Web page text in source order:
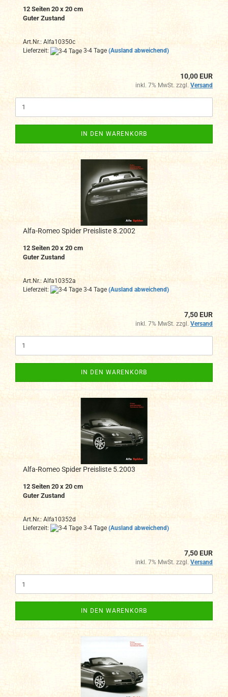
12 Seiten 20 x 20 cm
Guter Zustand
Art.Nr.: Alfa10350c
Lieferzeit:
3-4 Tage (Ausland abweichend)
10,00 EUR
inkl. 7% MwSt. zzgl. Versand
IN DEN WARENKORB
Alfa-Romeo Spider Preisliste 8.2002
12 Seiten 20 x 20 cm
Guter Zustand
Art.Nr.: Alfa10352a
Lieferzeit:
3-4 Tage (Ausland abweichend)
7,50 EUR
inkl. 7% MwSt. zzgl. Versand
IN DEN WARENKORB
Alfa-Romeo Spider Preisliste 5.2003
12 Seiten 20 x 20 cm
Guter Zustand
Art.Nr.: Alfa10352d
Lieferzeit:
3-4 Tage (Ausland abweichend)
7,50 EUR
inkl. 7% MwSt. zzgl. Versand
IN DEN WARENKORB